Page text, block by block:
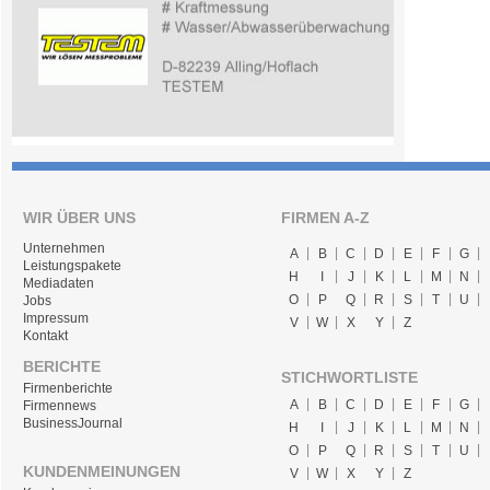
WIR ÜBER UNS
Unternehmen
Leistungspakete
Mediadaten
Jobs
Impressum
Kontakt
BERICHTE
Firmenberichte
Firmennews
BusinessJournal
KUNDENMEINUNGEN
FIRMEN A-Z
A B C D E F
G
H
I J K L M
N
O
P Q R S T
U
V
W X Y Z
STICHWORTLISTE
A B C D E F
G
H
J K L M
N
O
P Q R S T
U
V
W X Y Z